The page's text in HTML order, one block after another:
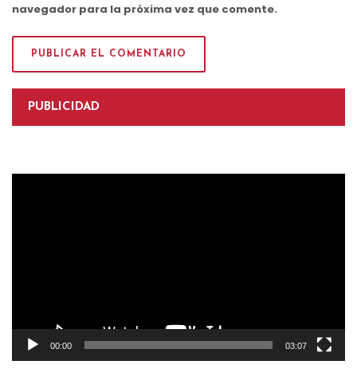
navegador para la próxima vez que comente.
PUBLICIDAD
00:00 03:07